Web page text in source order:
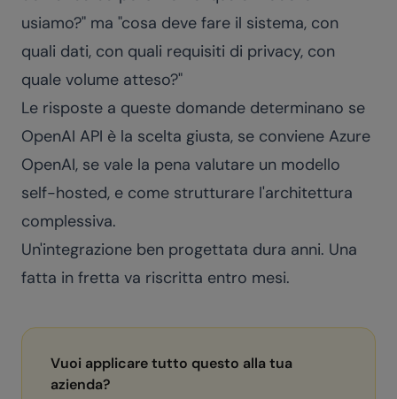
usiamo?" ma "cosa deve fare il sistema, con
quali dati, con quali requisiti di privacy, con
quale volume atteso?"
Le risposte a queste domande determinano se
OpenAI API è la scelta giusta, se conviene Azure
OpenAI, se vale la pena valutare un modello
self-hosted, e come strutturare l'architettura
complessiva.
Un'integrazione ben progettata dura anni. Una
fatta in fretta va riscritta entro mesi.
Vuoi applicare tutto questo alla tua
azienda?